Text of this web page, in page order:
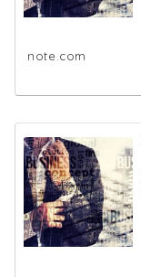
note.com